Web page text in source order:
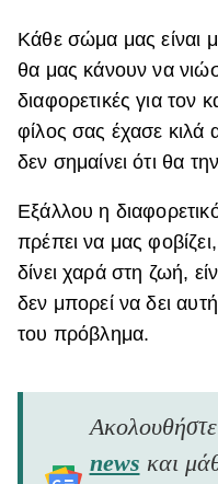
Κάθε σώμα μας είναι
θα μας κάνουν να
διαφορετικές για τον
φίλος σας έχασε κιλά
δεν σημαίνει ότι θα
Εξάλλου η
πρέπει να μας
δίνει χαρά στη ζωή,
δεν μπορεί να δει
του πρόβλημα.
news και